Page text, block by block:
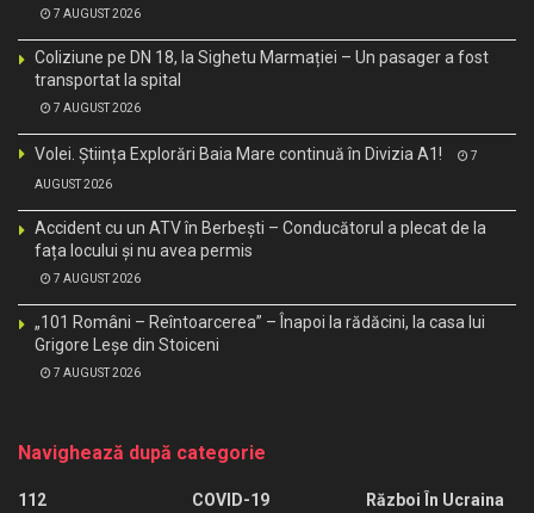
7 AUGUST 2026
Coliziune pe DN 18, la Sighetu Marmației – Un pasager a fost
transportat la spital
7 AUGUST 2026
Volei. Știința Explorări Baia Mare continuă în Divizia A1! 7
AUGUST 2026
Accident cu un ATV în Berbești – Conducătorul a plecat de la
fața locului și nu avea permis
7 AUGUST 2026
„101 Români – Reîntoarcerea” – Înapoi la rădăcini, la casa lui
Grigore Leșe din Stoiceni
7 AUGUST 2026
Navighează după categorie
112
COVID-19
Război În Ucraina